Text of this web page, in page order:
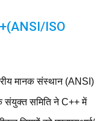
ISO
मानक संस्थान (ANSI)
संयुक्त समिति ने C++ में